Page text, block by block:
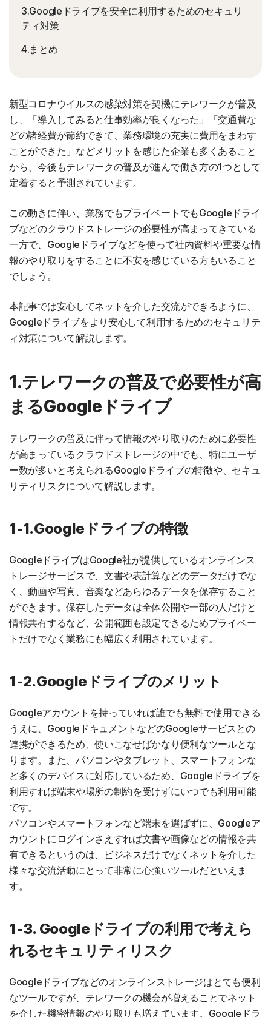
3.Googleドライブを安全に利用するためのセキュリ
ティ対策
4.まとめ
新型コロナウイルスの感染対策を契機にテレワークが普及
し、「導入してみると仕事効率が良くなった」「交通費な
どの諸経費が節約できて、業務環境の充実に費用をまわす
ことができた」などメリットを感じた企業も多くあること
から、今後もテレワークの普及が進んで働き方の1つとして
定着すると予測されています。
この動きに伴い、業務でもプライベートでもGoogleドライ
ブなどのクラウドストレージの必要性が高まってきている
一方で、Googleドライブなどを使って社内資料や重要な情
報のやり取りをすることに不安を感じている方もいること
でしょう。
本記事では安心してネットを介した交流ができるように、
Googleドライブをより安心して利用するためのセキュリテ
ィ対策について解説します。
1.テレワークの普及で必要性が高
まるGoogleドライブ
テレワークの普及に伴って情報のやり取りのために必要性
が高まっているクラウドストレージの中でも、特にユーザ
ー数が多いと考えられるGoogleドライブの特徴や、セキュ
リティリスクについて解説します。
1-1.Googleドライブの特徴
GoogleドライブはGoogle社が提供しているオンラインス
トレージサービスで、文書や表計算などのデータだけでな
く、動画や写真、音楽などあらゆるデータを保存すること
ができます。保存したデータは全体公開や一部の人だけと
情報共有するなど、公開範囲も設定できるためプライベー
トだけでなく業務にも幅広く利用されています。
1-2.Googleドライブのメリット
Googleアカウントを持っていれば誰でも無料で使用できる
うえに、GoogleドキュメントなどのGoogleサービスとの
連携ができるため、使いこなせばかなり便利なツールとな
ります。また、パソコンやタブレット、スマートフォンな
ど多くのデバイスに対応しているため、Googleドライブを
利用すれば端末や場所の制約を受けずにいつでも利用可能
です。
パソコンやスマートフォンなど端末を選ばずに、Googleア
カウントにログインさえすれば文書や画像などの情報を共
有できるというのは、ビジネスだけでなくネットを介した
様々な交流活動にとって非常に心強いツールだといえま
す。
1-3. Googleドライブの利用で考えら
れるセキュリティリスク
Googleドライブなどのオンラインストレージはとても便利
なツールですが、テレワークの機会が増えることでネット
を介した機密情報のやり取りも増えています。Googleドラ